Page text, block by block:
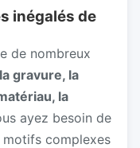
inégalés de
de nombreux
gravure, la
la
ayez besoin de
complexes